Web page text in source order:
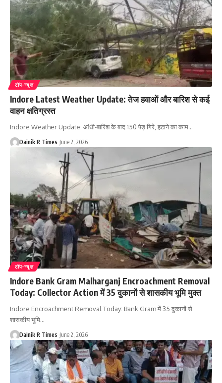
टॉप-न्यूज़
Indore Latest Weather Update: तेज हवाओं और बारिश से कई
वाहन क्षतिग्रस्त
Indore Weather Update: आंधी-बारिश के बाद 150 पेड़ गिरे, हटाने का काम…
Dainik R Times June 2, 2026
टॉप-न्यूज़
Indore Bank Gram Malharganj Encroachment Removal
Today: Collector Action में 35 दुकानों से शासकीय भूमि मुक्त
Indore Encroachment Removal Today: Bank Gram में 35 दुकानों से
शासकीय भूमि…
Dainik R Times June 2, 2026